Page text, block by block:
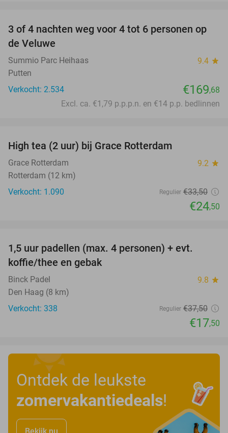
3 of 4 nachten weg voor 4 tot 6 personen op
de Veluwe
Summio Parc Heihaas 9.4 star
Putten
Verkocht: 2.534
€169,68
Excl. ca. €1,79 p.p.p.n. en €14 p.p. bedlinnen
High tea (2 uur) bij Grace Rotterdam
Grace Rotterdam 9.2 star
Rotterdam (12 km)
Verkocht: 1.090
Regulier €33,50
€24,50
1,5 uur padellen (max. 4 personen) + evt.
koffie/thee en gebak
Binck Padel 9.8 star
Den Haag (8 km)
Verkocht: 338
Regulier €37,50
€17,50
Ontdek de leukste
zomervakantiedeals!